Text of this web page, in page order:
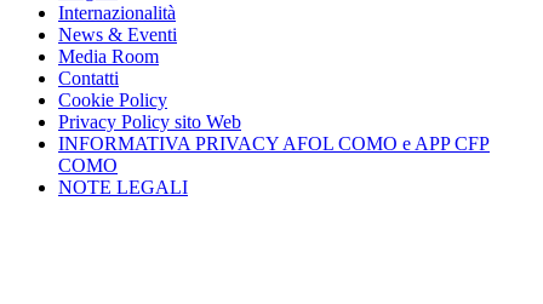
Internazionalità
News & Eventi
Media Room
Contatti
Cookie Policy
Privacy Policy sito Web
INFORMATIVA PRIVACY AFOL COMO e APP CFP
COMO
NOTE LEGALI